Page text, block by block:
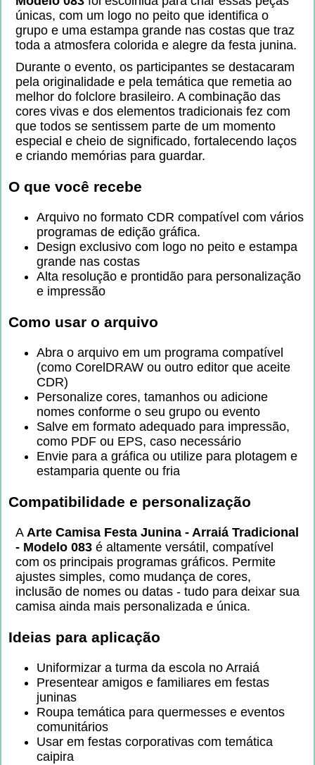
únicas, com um logo no peito que identifica o
grupo e uma estampa grande nas costas que traz
toda a atmosfera colorida e alegre da festa junina.
Durante o evento, os participantes se destacaram
pela originalidade e pela temática que remetia ao
melhor do folclore brasileiro. A combinação das
cores vivas e dos elementos tradicionais fez com
que todos se sentissem parte de um momento
especial e cheio de significado, fortalecendo laços
e criando memórias para guardar.
O que você recebe
Arquivo no formato CDR compatível com vários
programas de edição gráfica.
Design exclusivo com logo no peito e estampa
grande nas costas
Alta resolução e prontidão para personalização
e impressão
Como usar o arquivo
Abra o arquivo em um programa compatível
(como CorelDRAW ou outro editor que aceite
CDR)
Personalize cores, tamanhos ou adicione
nomes conforme o seu grupo ou evento
Salve em formato adequado para impressão,
como PDF ou EPS, caso necessário
Envie para a gráfica ou utilize para plotagem e
estamparia quente ou fria
Compatibilidade e personalização
A Arte Camisa Festa Junina - Arraiá Tradicional
- Modelo 083 é altamente versátil, compatível
com os principais programas gráficos. Permite
ajustes simples, como mudança de cores,
inclusão de nomes ou datas - tudo para deixar sua
camisa ainda mais personalizada e única.
Ideias para aplicação
Uniformizar a turma da escola no Arraiá
Presentear amigos e familiares em festas
juninas
Roupa temática para quermesses e eventos
comunitários
Usar em festas corporativas com temática
caipira